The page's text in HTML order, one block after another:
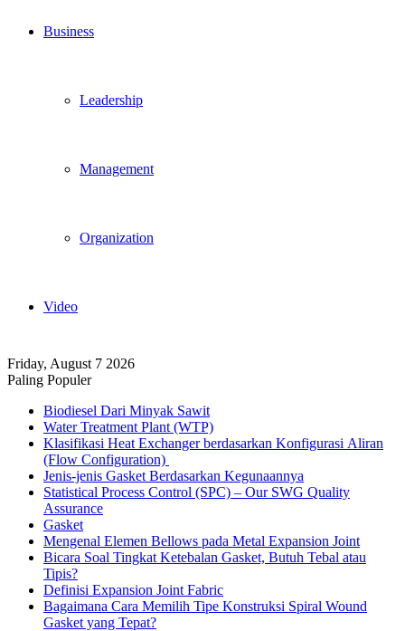
Business
Leadership
Management
Organization
Video
Friday, August 7 2026
Paling Populer
Biodiesel Dari Minyak Sawit
Water Treatment Plant (WTP)
Klasifikasi Heat Exchanger berdasarkan Konfigurasi Aliran
(Flow Configuration)
Jenis-jenis Gasket Berdasarkan Kegunaannya
Statistical Process Control (SPC) – Our SWG Quality
Assurance
Gasket
Mengenal Elemen Bellows pada Metal Expansion Joint
Bicara Soal Tingkat Ketebalan Gasket, Butuh Tebal atau
Tipis?
Definisi Expansion Joint Fabric
Bagaimana Cara Memilih Tipe Konstruksi Spiral Wound
Gasket yang Tepat?